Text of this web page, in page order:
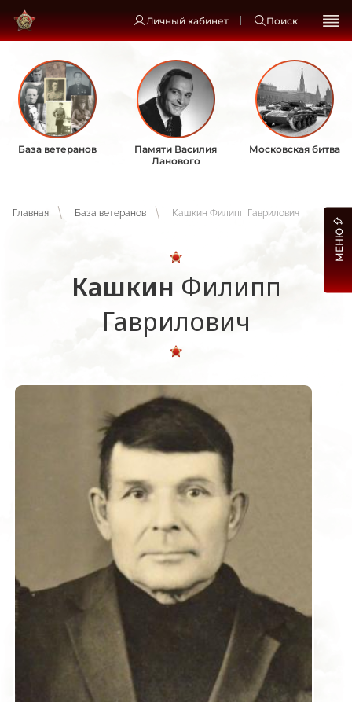
Личный кабинет Поиск
База ветеранов
Памяти Василия
Ланового
Московская битва
Главная База ветеранов Кашкин Филипп Гаврилович
Кашкин Филипп
Гаврилович
МЕНЮ